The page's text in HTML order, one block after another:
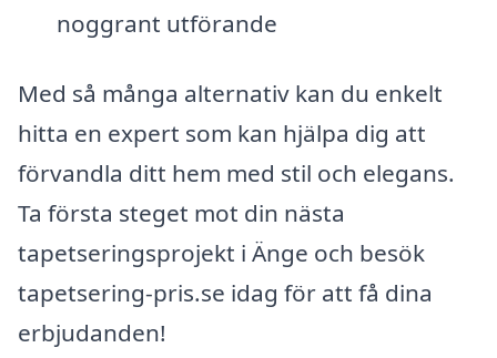
noggrant utförande
Med så många alternativ kan du enkelt
hitta en expert som kan hjälpa dig att
förvandla ditt hem med stil och elegans.
Ta första steget mot din nästa
tapetseringsprojekt i Änge och besök
tapetsering-pris.se idag för att få dina
erbjudanden!